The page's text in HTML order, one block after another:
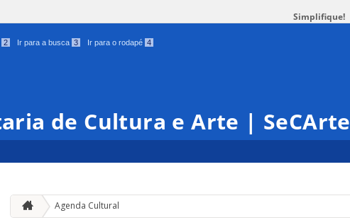
Simplifique!
2 Ir para a busca 3 Ir para o rodapé 4
de Cultura e Arte | SeCArte
Agenda Cultural